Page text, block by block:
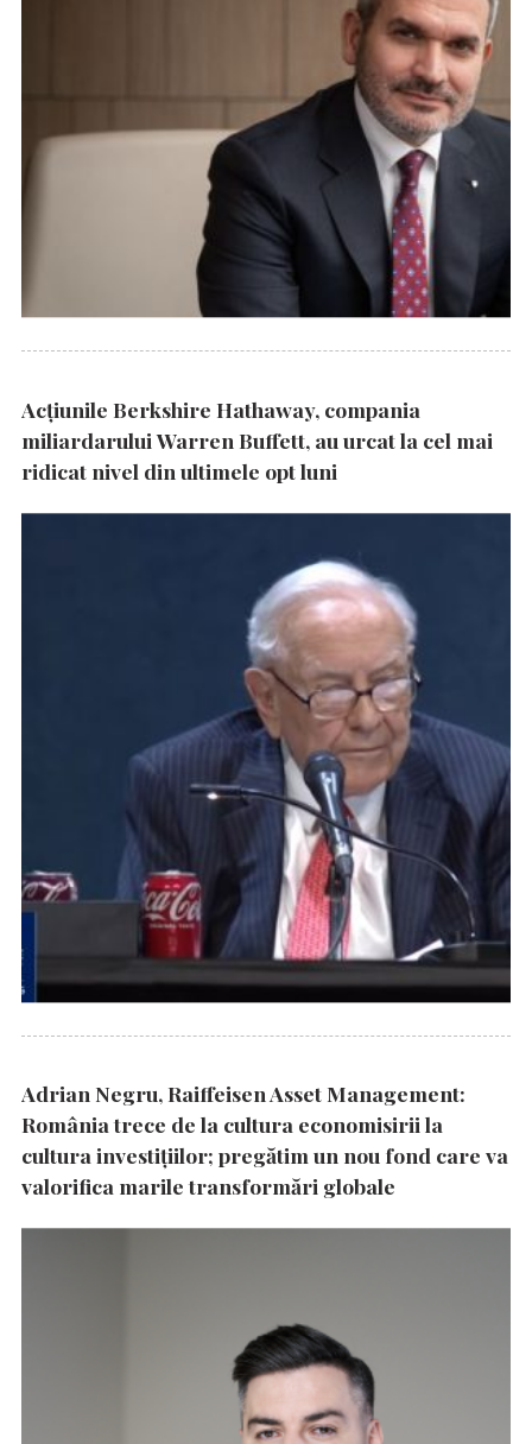
Acțiunile Berkshire Hathaway, compania
miliardarului Warren Buffett, au urcat la cel mai
ridicat nivel din ultimele opt luni
Adrian Negru, Raiffeisen Asset Management:
România trece de la cultura economisirii la
cultura investițiilor; pregătim un nou fond care va
valorifica marile transformări globale